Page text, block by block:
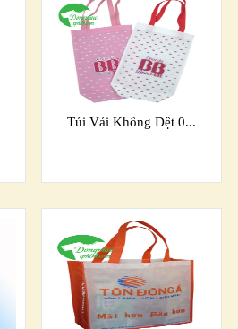
Túi Vải Không Dệt 0...